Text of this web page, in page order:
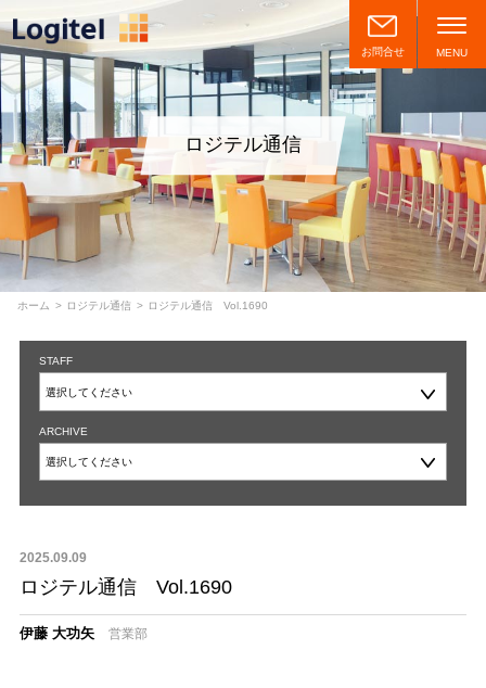
お問合せ MENU
ロジテル通信
ホーム ロジテル通信 ロジテル通信 Vol.1690
STAFF
ARCHIVE
2025.09.09
ロジテル通信 Vol.1690
伊藤 大功矢 営業部